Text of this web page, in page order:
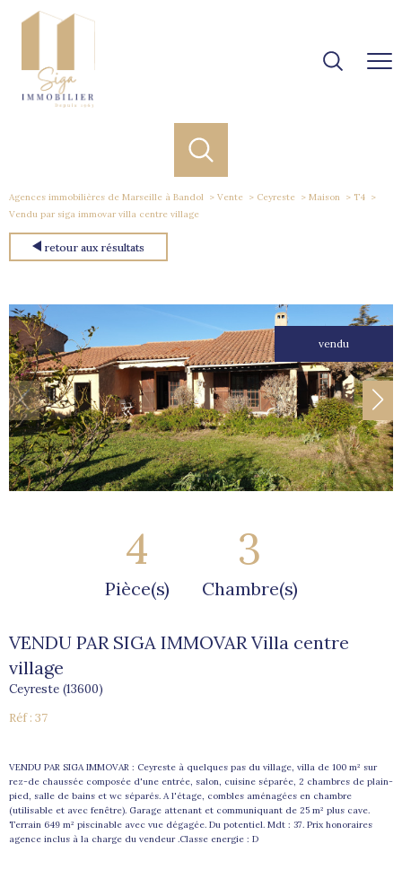
Agences immobilières de Marseille à Bandol Vente Ceyreste Maison
T4
Vendu par siga immovar villa centre village
retour aux résultats
vendu
4
Pièce(s)
3
Chambre(s)
VENDU PAR SIGA IMMOVAR Villa centre
village
Ceyreste (13600)
Réf : 37
VENDU PAR SIGA IMMOVAR : Ceyreste à quelques pas du village, villa de 100 m² sur
rez-de chaussée composée d'une entrée, salon, cuisine séparée, 2 chambres de plain-
pied, salle de bains et wc séparés. A l'étage, combles aménagées en chambre
(utilisable et avec fenêtre). Garage attenant et communiquant de 25 m² plus cave.
Terrain 649 m² piscinable avec vue dégagée. Du potentiel. Mdt : 37. Prix honoraires
agence inclus à la charge du vendeur .Classe energie : D